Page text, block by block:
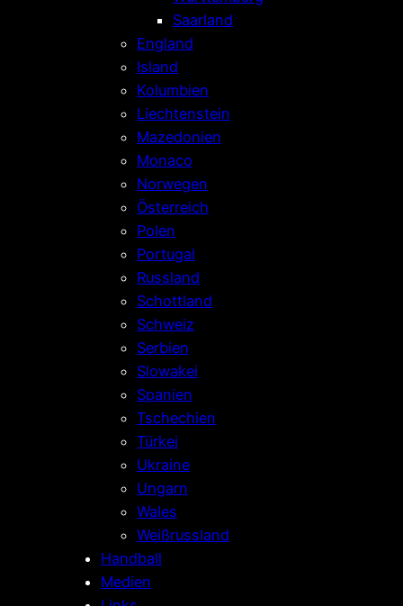
Saarland
England
Island
Kolumbien
Liechtenstein
Mazedonien
Monaco
Norwegen
Österreich
Polen
Portugal
Russland
Schottland
Schweiz
Serbien
Slowakei
Spanien
Tschechien
Türkei
Ukraine
Ungarn
Wales
Weißrussland
Handball
Medien